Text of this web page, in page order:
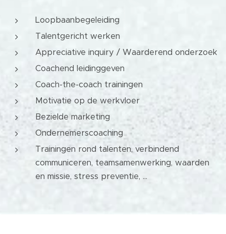
Loopbaanbegeleiding
Talentgericht werken
Appreciative inquiry / Waarderend onderzoek
Coachend leidinggeven
Coach-the-coach trainingen
Motivatie op de werkvloer
Bezielde marketing
Ondernemerscoaching
Trainingen rond talenten, verbindend
communiceren, teamsamenwerking, waarden
en missie, stress preventie, ...